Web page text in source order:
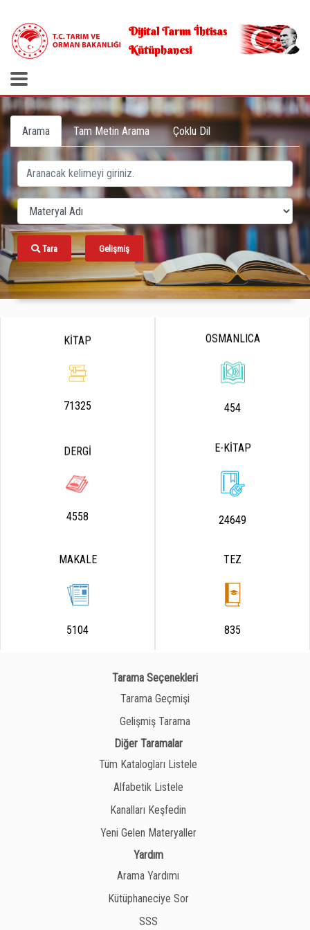
Dijital Tarım İhtisas
Kütüphanesi
Arama Tam Metin Arama Çoklu Dil
Tara Gelişmiş
KİTAP
71325
OSMANLICA
454
DERGİ
4558
E-KİTAP
24649
MAKALE
5104
TEZ
835
Tarama Seçenekleri
Tarama Geçmişi
Gelişmiş Tarama
Diğer Taramalar
Tüm Katalogları Listele
Alfabetik Listele
Kanalları Keşfedin
Yeni Gelen Materyaller
Yardım
Arama Yardımı
Kütüphaneciye Sor
SSS